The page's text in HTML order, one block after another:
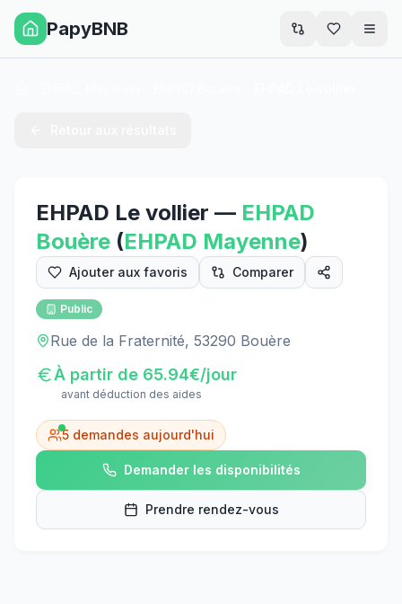
PapyBNB
EHPAD Le vollier — EHPAD
Bouère (EHPAD Mayenne)
Ajouter aux favoris Comparer
Public
Rue de la Fraternité, 53290 Bouère
À partir de 65.94€/jour
avant déduction des aides
5 demandes aujourd'hui
Demander les disponibilités
Prendre rendez-vous